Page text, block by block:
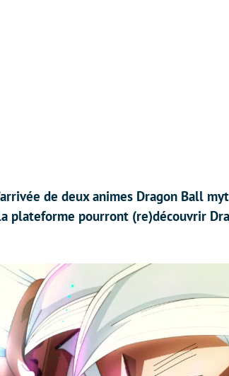
de deux animes Dragon Ball
plateforme pourront (re)découvrir